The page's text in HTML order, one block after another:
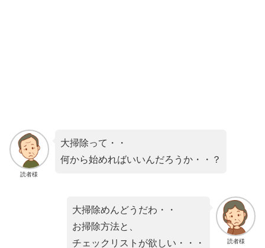
読者様
大掃除って・・
何から始めればいいんだろうか・・？
読者様
大掃除めんどうだわ・・
お掃除方法と、
チェックリストが欲しい・・・